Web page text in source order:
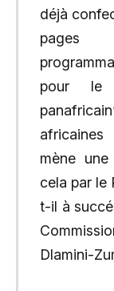
déjà
pages
pour le
mène
cela par le
t-il à
Dlamini-